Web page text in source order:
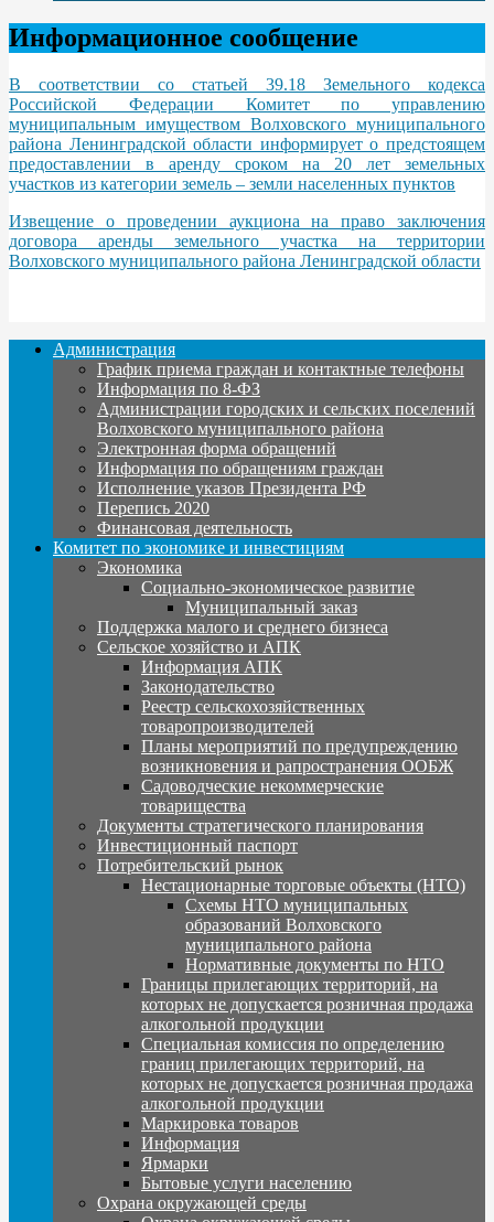
Информационное сообщение
В соответствии со статьей 39.18 Земельного кодекса
Российской Федерации Комитет по управлению
муниципальным имуществом Волховского муниципального
района Ленинградской области информирует о предстоящем
предоставлении в аренду сроком на 20 лет земельных
участков из категории земель – земли населенных пунктов
Извещение о проведении аукциона на право заключения
договора аренды земельного участка на территории
Волховского муниципального района Ленинградской области
Администрация
График приема граждан и контактные телефоны
Информация по 8-ФЗ
Администрации городских и сельских поселений
Волховского муниципального района
Электронная форма обращений
Информация по обращениям граждан
Исполнение указов Президента РФ
Перепись 2020
Финансовая деятельность
Комитет по экономике и инвестициям
Экономика
Социально-экономическое развитие
Муниципальный заказ
Поддержка малого и среднего бизнеса
Сельское хозяйство и АПК
Информация АПК
Законодательство
Реестр сельскохозяйственных
товаропроизводителей
Планы мероприятий по предупреждению
возникновения и рапространения ООБЖ
Садоводческие некоммерческие
товарищества
Документы стратегического планирования
Инвестиционный паспорт
Потребительский рынок
Нестационарные торговые объекты (НТО)
Схемы НТО муниципальных
образований Волховского
муниципального района
Нормативные документы по НТО
Границы прилегающих территорий, на
которых не допускается розничная продажа
алкогольной продукции
Специальная комиссия по определению
границ прилегающих территорий, на
которых не допускается розничная продажа
алкогольной продукции
Маркировка товаров
Информация
Ярмарки
Бытовые услуги населению
Охрана окружающей среды